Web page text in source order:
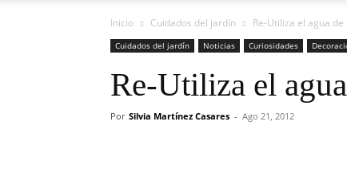
Inicio Cuidados del jardín Re-Utiliza el agua de
Cuidados del jardín Noticias Curiosidades
Re-Utiliza el
Por Silvia Martínez Casares - Ago 21, 2012